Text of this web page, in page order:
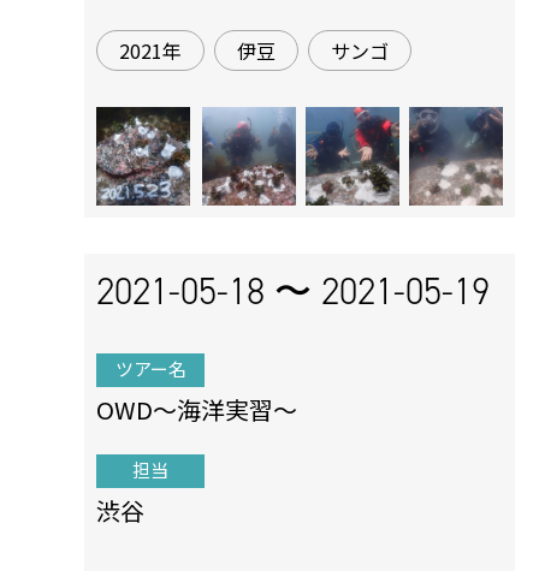
2021年 伊豆 サンゴ
2021-05-18 〜 2021-05-19
ツアー名
OWD〜海洋実習〜
担当
渋谷